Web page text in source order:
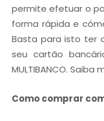
permite efetuar o
forma rápida e
Basta para isto ter
seu cartão
MULTIBANCO. Saiba
Como comprar com